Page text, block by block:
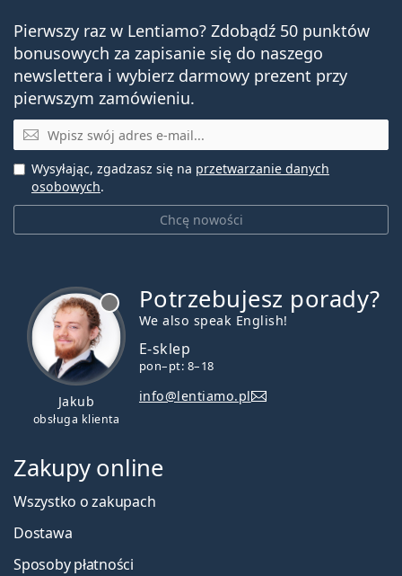
Pierwszy raz w Lentiamo? Zdobądź 50 punktów
bonusowych za zapisanie się do naszego
newslettera i wybierz darmowy prezent przy
pierwszym zamówieniu.
E-mail
Chcę nowości
Wysyłając, zgadzasz się na przetwarzanie danych
osobowych.
Jakub
obsługa klienta
Potrzebujesz porady?
We also speak English!
E-sklep
pon–pt: 8–18
info@lentiamo.pl
Zakupy online
Wszystko o zakupach
Dostawa
Sposoby płatności